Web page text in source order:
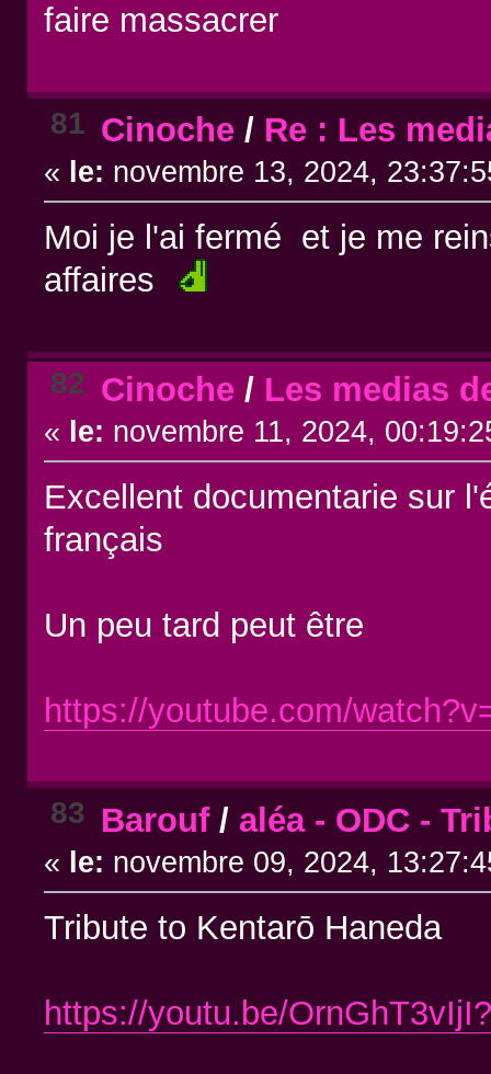
faire massacrer
81 Cinoche / Re : Les
« le: novembre 13, 2024,
Moi je l'ai fermé et je me
affaires
82 Cinoche / Les medias
« le: novembre 11, 2024,
Excellent documentarie sur
français
Un peu tard peut être
https://youtube.com/
83 Barouf/ aléa - ODC -
« le: novembre 09, 2024,
Tribute to Kentarō Haneda
https://youtu.be/